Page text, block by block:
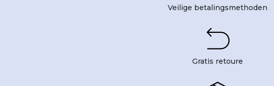
Veilige betalingsmethoden
Gratis retoure